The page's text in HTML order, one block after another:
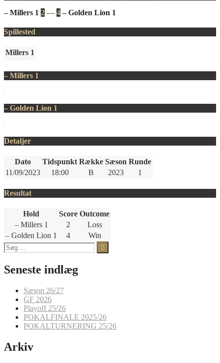
– Millers 1 2 — 4 – Golden Lion 1
Spillested
Millers 1
– Millers 1
– Golden Lion 1
Detaljer
Dato Tidspunkt Række Sæson Runde
11/09/2023
18:00 B 2023 1
Resultat
Hold Score Outcome
– Millers 1
2
Loss
– Golden Lion 1
4
Win
Søg
efter:
Seneste indlæg
Sæson 26/27
GF 2026
Playoff 25/26
POKALFINALE 2025/26
POKALTURNERING 25/26
Arkiv